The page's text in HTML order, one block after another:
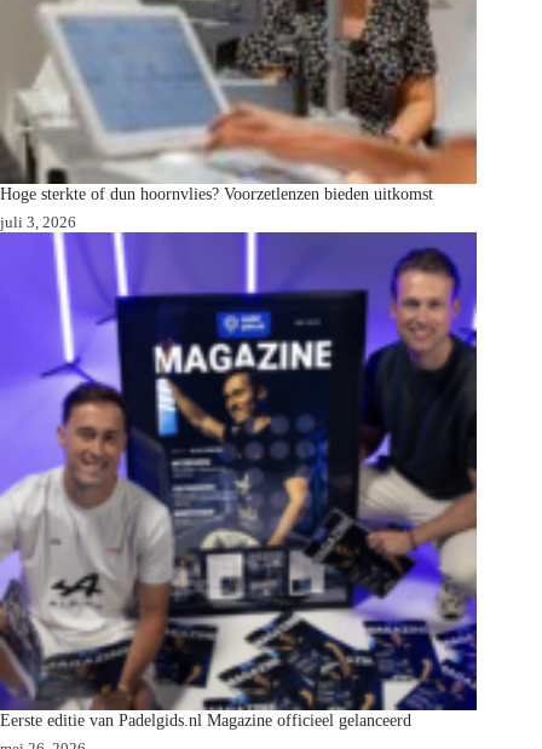
Hoge sterkte of dun hoornvlies? Voorzetlenzen bieden uitkomst
juli 3, 2026
Eerste editie van Padelgids.nl Magazine officieel gelanceerd